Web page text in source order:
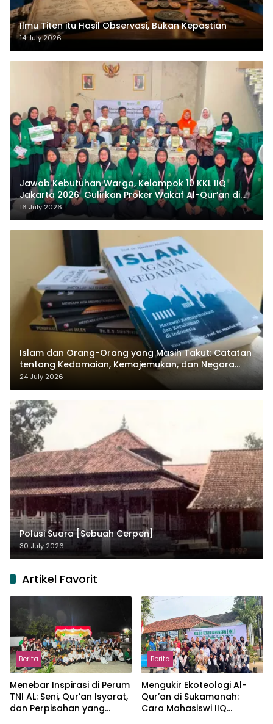
Ilmu Titen itu Hasil Observasi, Bukan Kepastian
14 July 2026
Jawab Kebutuhan Warga, Kelompok 10 KKL IIQ
Jakarta 2026 Gulirkan Proker Wakaf Al-Qur’an di
Sukamanah
16 July 2026
Islam dan Orang-Orang yang Masih Takut: Catatan
tentang Kedamaian, Kemajemukan, dan Negara
dalam Pemikiran Masykuri Abdillah
24 July 2026
Polusi Suara [Sebuah Cerpen]
30 July 2026
Artikel Favorit
Berita
Menebar Inspirasi di Perum
TNI AL: Seni, Qur’an Isyarat,
dan Perpisahan yang
Berita
Mengukir Ekoteologi Al-
Qur’an di Sukamanah:
Cara Mahasiswi IIQ